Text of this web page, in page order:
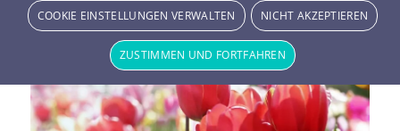
COOKIE EINSTELLUNGEN VERWALTEN NICHT AKZEPTIEREN
ZUSTIMMEN UND FORTFAHREN